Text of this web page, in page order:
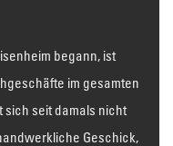
begann, ist
im gesamten
sich seit damals nicht
Geschick,